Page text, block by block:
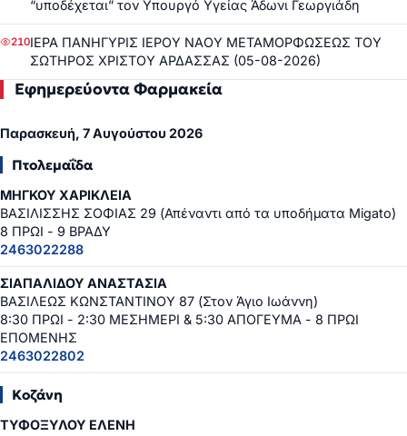
“υποδέχεται” τον Υπουργό Υγείας Άδωνι Γεωργιάδη
210ΙΕΡΑ ΠΑΝΗΓΥΡΙΣ ΙΕΡΟΥ ΝΑΟΥ ΜΕΤΑΜΟΡΦΩΣΕΩΣ ΤΟΥ
ΣΩΤΗΡΟΣ ΧΡΙΣΤΟΥ ΑΡΔΑΣΣΑΣ (05-08-2026)
Εφημερεύοντα Φαρμακεία
Παρασκευή, 7 Αυγούστου 2026
Πτολεμαΐδα
ΜΗΓΚΟΥ ΧΑΡΙΚΛΕΙΑ
ΒΑΣΙΛΙΣΣΗΣ ΣΟΦΙΑΣ 29 (Απέναντι από τα υποδήματα Migato)
8 ΠΡΩΙ - 9 ΒΡΑΔΥ
2463022288
ΣΙΑΠΑΛΙΔΟΥ ΑΝΑΣΤΑΣΙΑ
ΒΑΣΙΛΕΩΣ ΚΩΝΣΤΑΝΤΙΝΟΥ 87 (Στον Άγιο Ιωάννη)
8:30 ΠΡΩΙ - 2:30 ΜΕΣΗΜΕΡΙ & 5:30 ΑΠΟΓΕΥΜΑ - 8 ΠΡΩΙ
ΕΠΟΜΕΝΗΣ
2463022802
Κοζάνη
ΤΥΦΟΞΥΛΟΥ ΕΛΕΝΗ